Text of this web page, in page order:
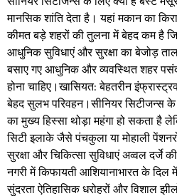
मानसिक शांति देता है। यहां मकान का
कीमत बड़े शहरों की तुलना में बेहद कम है
आधुनिक सुविधाएं और सुरक्षा का बेजोड़
बसाए गए आधुनिक और व्यवस्थित शहर
होना चाहिए।खासियत: बेहतरीन
बेहद सुलभ परिवहन।​सीनियर सिटीजन्स के
का मुख्य हिस्सा थोड़ा महंगा हो सकता
सिटी इलाके जैसे पंचकुला या मोहाली
सुरक्षा और चिकित्सा सुविधाएं अव्वल दर्जे
नगरी में किफायती आशियाना​भारत के दिल
सुंदरता ऐतिहासिक धरोहरों और विशाल